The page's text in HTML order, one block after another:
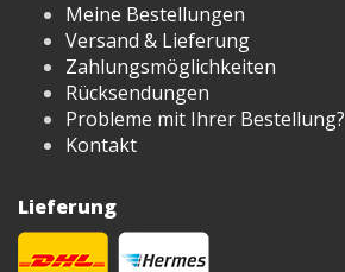
Meine Bestellungen
Versand & Lieferung
Zahlungsmöglichkeiten
Rücksendungen
Probleme mit Ihrer Bestellung?
Kontakt
Lieferung